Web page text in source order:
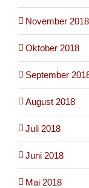
November 2018
Oktober 2018
September
August 2018
Juli 2018
Juni 2018
Mai 2018